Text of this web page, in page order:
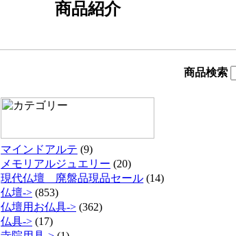
商品検索
マインドアルテ (9)
メモリアルジュエリー (20)
現代仏壇 廃盤品現品セール (14)
仏壇-> (853)
仏壇用お仏具-> (362)
仏具-> (17)